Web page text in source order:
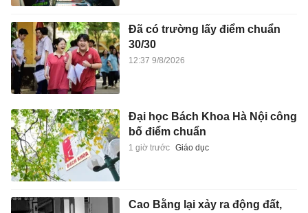
Đã có trường lấy điểm chuẩn
30/30
12:37 9/8/2026
Đại học Bách Khoa Hà Nội công
bố điểm chuẩn
1 giờ trước Giáo dục
Cao Bằng lại xảy ra động đất,